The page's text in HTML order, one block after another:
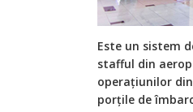
Este un sistem
stafful din
operațiunilor
porțile de